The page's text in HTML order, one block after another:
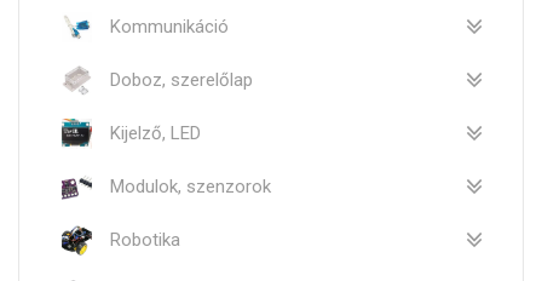
Kommunikáció
Doboz, szerelőlap
Kijelző, LED
Modulok, szenzorok
Robotika